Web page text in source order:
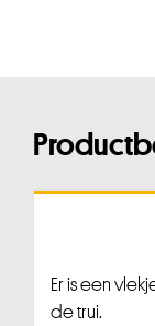
Er is een
de trui.